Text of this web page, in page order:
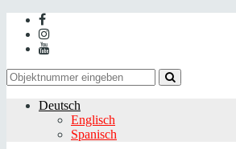
Deutsch
Englisch
Spanisch